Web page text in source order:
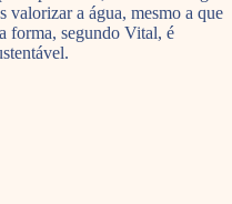
valorizar a água, mesmo a que
forma, segundo Vital, é